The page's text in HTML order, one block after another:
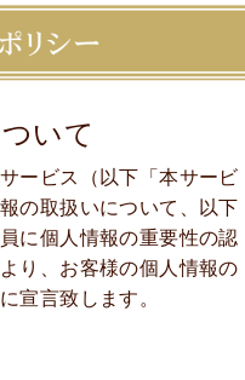
いて
ービス（以下「本サービ
の取扱いについて、以下
に個人情報の重要性の認
り、お客様の個人情報の
宣言致します。